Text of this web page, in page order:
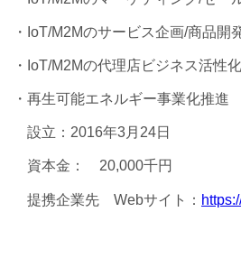
・IoT/M2Mのサービス企画/商品開
・IoT/M2Mの代理店ビジネス活性化
・再生可能エネルギー事業化推進
設立：2016年3月24日
資本金： 20,000千円
提携企業先 Webサイト：